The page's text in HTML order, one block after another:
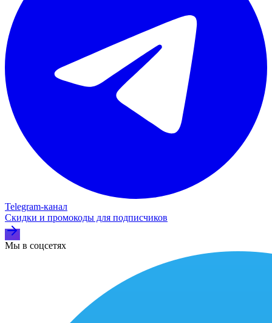
Telegram‑канал
Скидки и промокоды для подписчиков
Мы в соцсетях